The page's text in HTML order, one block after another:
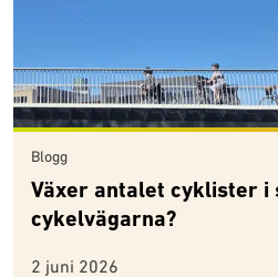
Blogg
Växer antalet cyklister i
cykelvägarna?
2 juni 2026